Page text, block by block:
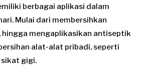
berbagai aplikasi dalam
Mulai dari membersihkan
hingga mengaplikasikan antiseptik
alat-alat pribadi, seperti
gigi.